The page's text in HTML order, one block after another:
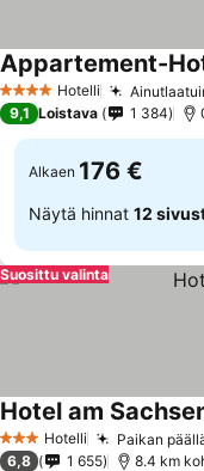
4 Tähtiluokitus
Hotelli
Appartement-
9,1 Loistava 1 384
Alkaen 176 €
Näytä hinnat 12
Suosittu valinta
3 Tähtiluokitus
Hotelli Paikan
Hotel am
6,8 1 655 8.4 km